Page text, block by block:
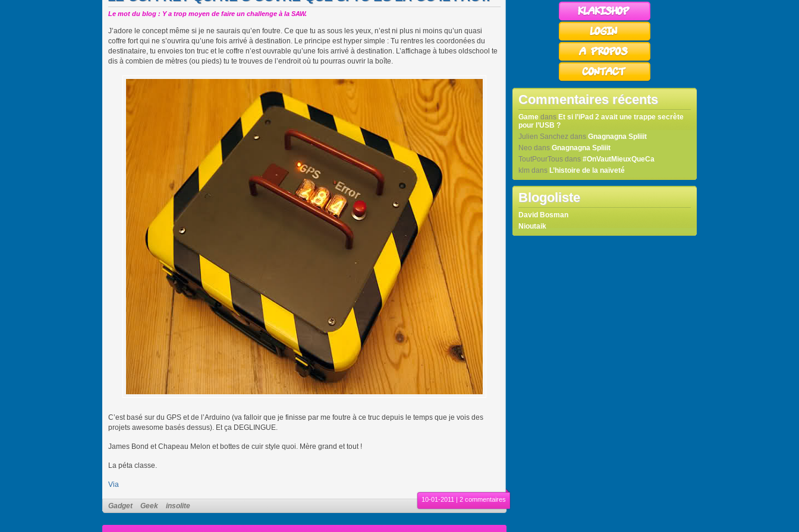
Le mot du blog : Y a trop moyen de faire un challenge à la SAW.
J’adore le concept même si je ne saurais qu’en foutre. Ce que tu as sous les yeux, n’est ni plus ni moins qu’un quasi
coffre fort qui ne s’ouvrira qu’une fois arrivé à destination. Le principe est hyper simple : Tu rentres les coordonées du
destinataire, tu envoies ton truc et le coffre n’est ouvrable qu’une fois arrivé à destination. L’affichage à tubes oldschool te
dis à combien de mètres (ou pieds) tu te trouves de l’endroit où tu pourras ouvrir la boîte.
C’est basé sur du GPS et de l’Arduino (va falloir que je finisse par me foutre à ce truc depuis le temps que je vois des
projets awesome basés dessus). Et ça DEGLINGUE.
James Bond et Chapeau Melon et bottes de cuir style quoi. Mère grand et tout !
La péta classe.
Via
Gadget Geek insolite
10-01-2011 | 2 commentaires
Commentaires récents
Game dans Et si l’iPad 2 avait une trappe secrète
pour l’USB ?
Julien Sanchez dans Gnagnagna Spliiit
Neo dans Gnagnagna Spliiit
ToutPourTous dans #OnVautMieuxQueCa
klm dans L’histoire de la naïveté
Blogoliste
David Bosman
Nioutaik